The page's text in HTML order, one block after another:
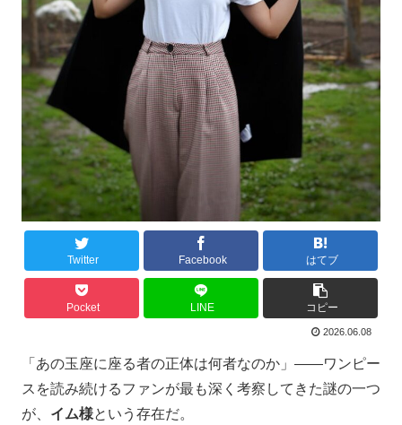
Twitter Facebook はてブ
Pocket LINE コピー
2026.06.08
「あの玉座に座る者の正体は何者なのか」——ワンピー
スを読み続けるファンが最も深く考察してきた謎の一つ
が、 イム様という存在だ。